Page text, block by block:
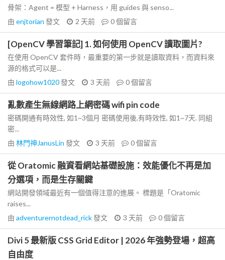
骨架：Agent = 模型 + Harness，用 guides 與 senso...
由 enjtorian 發文 2 天前 0個留言
[OpenCV 學習筆記] 1. 如何使用 OpenCV 讀取圖片?
在使用 OpenCV 套件時，最重要的第一步就是讀取資料，而資料來
源的格式可以是...
由 logohow1020發文 3 天前 0個留言
亂數產生無線網路上網密碼 wifi pin code
密碼開通有時效性, 如1~3個月 密碼使用後,有時效性, 如1~7天. 同組
密...
由 林門神JanusLin 發文 3 天前 0個留言
從 Oratomic 融資看網站基礎設施：效能優化不再是加
分選項，而是生存關鍵
網站開發領域最近有一個值得注意的進展。 標題是「Oratomic
raises...
由 adventurernotdead_rick發文 3 天前 0個留言
Divi 5 最新版 CSS Grid Editor | 2026 年強勢登場，超高
自由度